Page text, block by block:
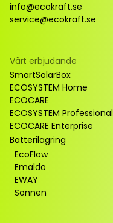
info@ecokraft.se
service@ecokraft.se
Vårt erbjudande
SmartSolarBox
ECOSYSTEM Home
ECOCARE
ECOSYSTEM Professional
ECOCARE Enterprise
Batterilagring
EcoFlow
Emaldo
EWAY
Sonnen